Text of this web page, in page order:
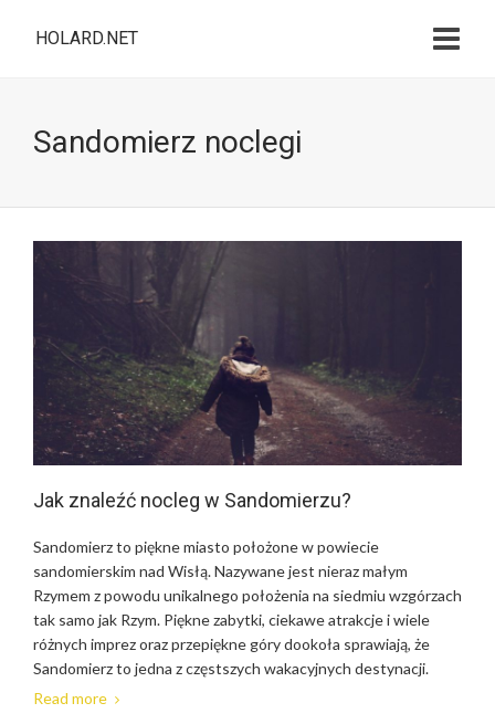
HOLARD.NET
Sandomierz noclegi
Jak znaleźć nocleg w Sandomierzu?
Sandomierz to piękne miasto położone w powiecie
sandomierskim nad Wisłą. Nazywane jest nieraz małym
Rzymem z powodu unikalnego położenia na siedmiu wzgórzach
tak samo jak Rzym. Piękne zabytki, ciekawe atrakcje i wiele
różnych imprez oraz przepiękne góry dookoła sprawiają, że
Sandomierz to jedna z częstszych wakacyjnych destynacji.
Read more